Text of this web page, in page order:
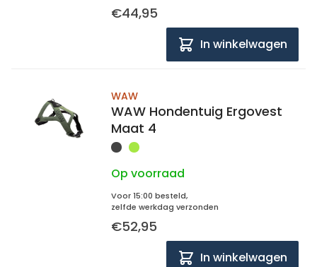
€44,95
In winkelwagen
WAW
WAW Hondentuig Ergovest
Maat 4
Op voorraad
Voor 15:00 besteld,
zelfde werkdag verzonden
€52,95
In winkelwagen